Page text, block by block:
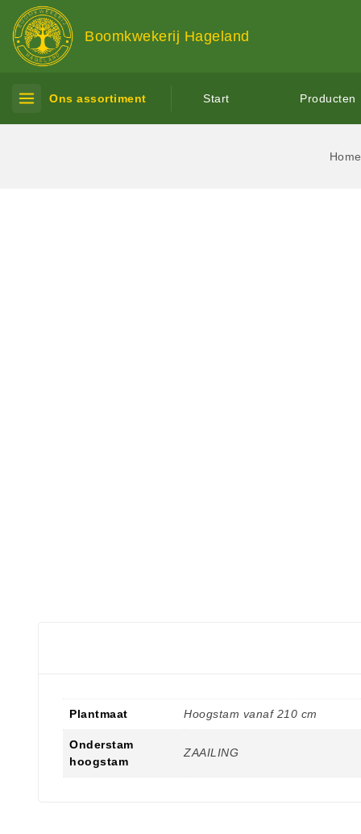
Boomkwekerij Hageland
Ons assortiment Start Producten
Home
Plantmaat Hoogstam vanaf 210 cm
Onderstam
hoogstam
ZAAILING